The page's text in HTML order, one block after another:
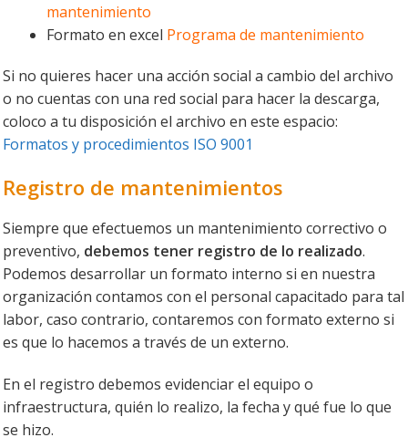
mantenimiento
Formato en excel Programa de mantenimiento
Si no quieres hacer una acción social a cambio del archivo
o no cuentas con una red social para hacer la descarga,
coloco a tu disposición el archivo en este espacio:
Formatos y procedimientos ISO 9001
Registro de mantenimientos
Siempre que efectuemos un mantenimiento correctivo o
preventivo, debemos tener registro de lo realizado.
Podemos desarrollar un formato interno si en nuestra
organización contamos con el personal capacitado para tal
labor, caso contrario, contaremos con formato externo si
es que lo hacemos a través de un externo.
En el registro debemos evidenciar el equipo o
infraestructura, quién lo realizo, la fecha y qué fue lo que
se hizo.